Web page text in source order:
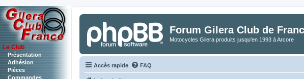
Le Club
Présentation
Adhésion
Pièces
Commandes
Forum Gilera Club de
Motocycles Gilera produits jusqu'en 1993 à Arcore
Accès rapide FAQ